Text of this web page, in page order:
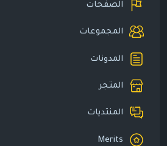
الصفحات
المجموعات
المدونات
المتجر
المنتديات
Merits